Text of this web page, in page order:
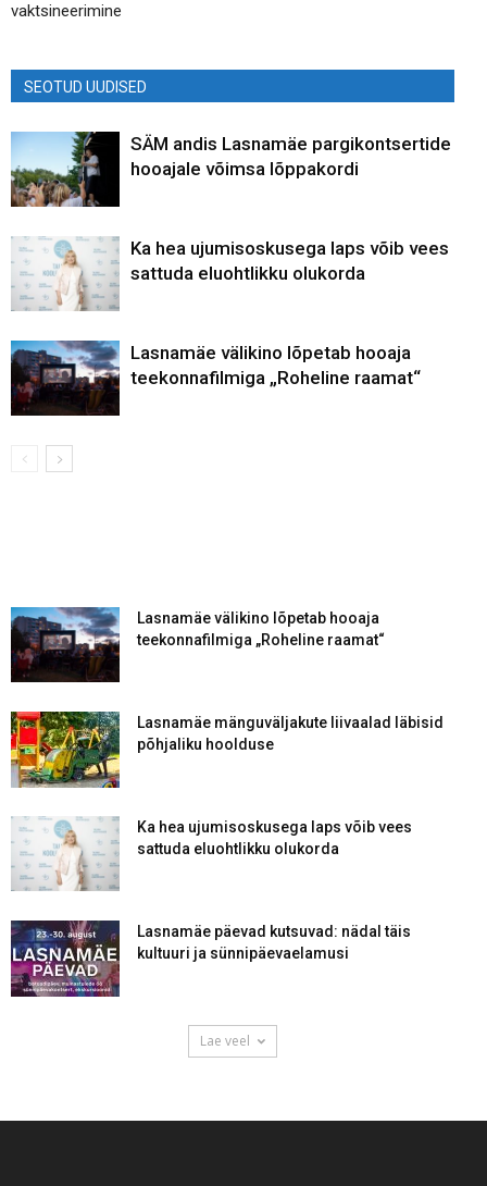
vaktsineerimine
SEOTUD UUDISED
SÄM andis Lasnamäe pargikontsertide
hooajale võimsa lõppakordi
Ka hea ujumisoskusega laps võib vees
sattuda eluohtlikku olukorda
Lasnamäe välikino lõpetab hooaja
teekonnafilmiga „Roheline raamat“
Lasnamäe välikino lõpetab hooaja
teekonnafilmiga „Roheline raamat“
Lasnamäe mänguväljakute liivaalad läbisid
põhjaliku hoolduse
Ka hea ujumisoskusega laps võib vees
sattuda eluohtlikku olukorda
Lasnamäe päevad kutsuvad: nädal täis
kultuuri ja sünnipäevaelamusi
Lae veel